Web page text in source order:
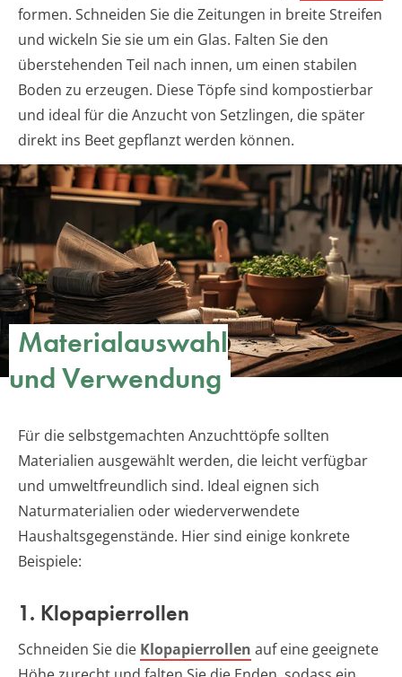
formen. Schneiden Sie die Zeitungen in breite Streifen
und wickeln Sie sie um ein Glas. Falten Sie den
überstehenden Teil nach innen, um einen stabilen
Boden zu erzeugen. Diese Töpfe sind kompostierbar
und ideal für die Anzucht von Setzlingen, die später
direkt ins Beet gepflanzt werden können.
Materialauswahl
und Verwendung
Für die selbstgemachten Anzuchttöpfe sollten
Materialien ausgewählt werden, die leicht verfügbar
und umweltfreundlich sind. Ideal eignen sich
Naturmaterialien oder wiederverwendete
Haushaltsgegenstände. Hier sind einige konkrete
Beispiele:
1. Klopapierrollen
Schneiden Sie die Klopapierrollen auf eine geeignete